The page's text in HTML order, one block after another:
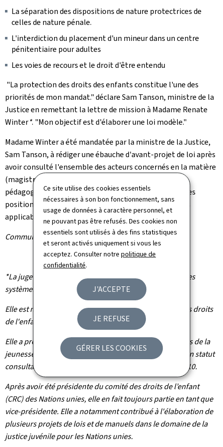
Ce site utilise des cookies essentiels
nécessaires à son bon fonctionnement, sans
usage de données à caractère personnel, et
ne pouvant pas être refusés. Des cookies non
essentiels sont utilisés à des fins statistiques
et seront activés uniquement si vous les
acceptez. Consulter notrepolitique de
confidentialité.
J'ACCEPTE
JE REFUSE
GÉRER LES COOKIES
La séparation des dispositions de nature protectrices de
celles de nature pénale.
L'interdiction du placement d'un mineur dans un centre
pénitentiaire pour adultes
Les voies de recours et le droit d'être entendu
"La protection des droits des enfants constitue l'une des
priorités de mon mandat." déclare Sam Tanson, ministre de la
Justice en remettant la lettre de mission à Madame Renate
Winter*. "Mon objectif est d'élaborer une loi modèle."
Madame Winter a été mandatée par la ministre de la Justice,
Sam Tanson, à rédiger une ébauche d'avant-projet de loi après
avoir consulté l'ensemble des acteurs concernés en la matière
(magistrature, acteurs médico-psycho-sociaux et
pédagogiques, associations de terrain) et d'examiner les
positions et pistes respectives au regard des standards
applicables.
Communiqué par le ministère de la Justice
*La juge Renate Winter
est experte en droit familial et des
systèmes de justice juvénile.
Elle est membre fondateur de l'Institut international des droits
de l'enfant (IDE).
Elle a présidé l'Association internationale des magistrats de la
jeunesse et de la famille (AIMJF, une ONG disposant d'un statut
consultatif auprès du Conseil de l'Europe) de 2006 à 2010.
Après avoir été présidente du comité des droits de l’enfant
(CRC) des Nations unies, elle en fait toujours partie en tant que
vice-présidente. Elle a notamment contribué à l'élaboration de
plusieurs projets de lois et de manuels dans le domaine de la
justice juvénile pour les Nations unies.